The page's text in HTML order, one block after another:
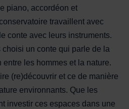
piano, accordéon et
travaillent avec
conte avec leurs instruments.
un conte qui parle de la
les hommes et la nature.
(re)découvrir et ce de manière
environnants. Que les
investir ces espaces dans une